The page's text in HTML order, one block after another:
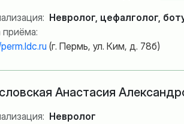
Невролог, цефалголог,
(г. Пермь, ул. Ким, д. 78б)
Анастасия
Невролог